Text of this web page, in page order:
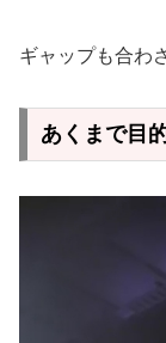
ギャップも合わ
あくまで目